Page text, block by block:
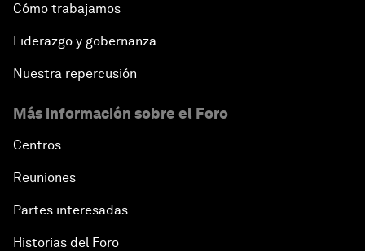
Cómo trabajamos
Liderazgo y gobernanza
Nuestra repercusión
Más información sobre el Foro
Centros
Reuniones
Partes interesadas
Historias del Foro